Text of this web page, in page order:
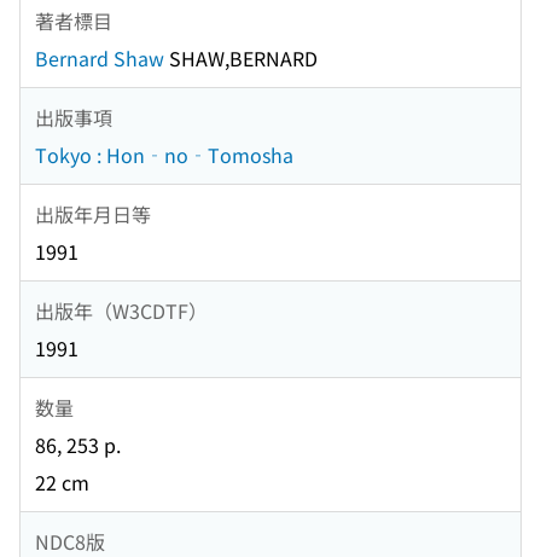
著者標目
Bernard Shaw SHAW,BERNARD
出版事項
Tokyo : Hon‐no‐Tomosha
出版年月日等
1991
出版年（W3CDTF）
1991
数量
86, 253 p.
22 cm
NDC8版